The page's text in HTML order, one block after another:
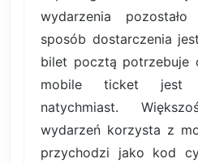
wydarzenia
sposób dostarczenia
bilet pocztą potrzebuje
mobile ticket jest
natychmiast.
wydarzeń korzysta z
przychodzi jako kod